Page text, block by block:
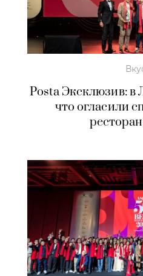
Posta Эксклюзив: в
что огласили